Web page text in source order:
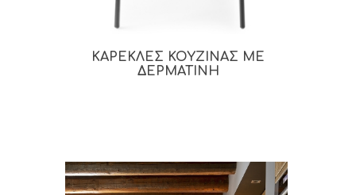
ΚΑΡΕΚΛΕΣ ΚΟΥΖΙΝΑΣ ΜΕ
ΔΕΡΜΑΤΙΝΗ